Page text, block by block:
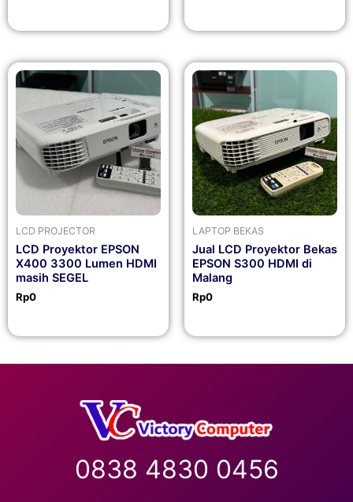
LCD PROJECTOR
LCD Proyektor EPSON
X400 3300 Lumen HDMI
masih SEGEL
Rp0
LAPTOP BEKAS
Jual LCD Proyektor Bekas
EPSON S300 HDMI di
Malang
Rp0
0838 4830 0456